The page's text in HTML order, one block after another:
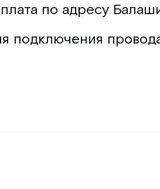
по адресу
подключения